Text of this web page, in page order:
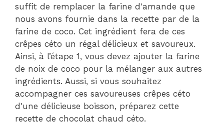
suffit de remplacer la farine d'amande que
nous avons fournie dans la recette par de la
farine de coco. Cet ingrédient fera de ces
crêpes céto un régal délicieux et savoureux.
Ainsi, à l’étape 1, vous devez ajouter la farine
de noix de coco pour la mélanger aux autres
ingrédients. Aussi, si vous souhaitez
accompagner ces savoureuses crêpes céto
d'une délicieuse boisson, préparez cette
recette de chocolat chaud céto.